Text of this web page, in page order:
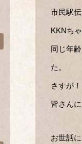
市民駅
KKNち
同じ年
た。
さすが
皆さん
お世話